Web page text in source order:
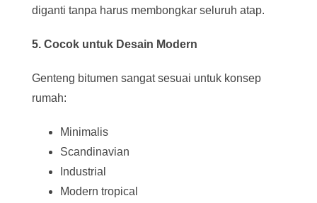
diganti tanpa harus membongkar seluruh atap.
5. Cocok untuk Desain Modern
Genteng bitumen sangat sesuai untuk konsep
rumah:
Minimalis
Scandinavian
Industrial
Modern tropical